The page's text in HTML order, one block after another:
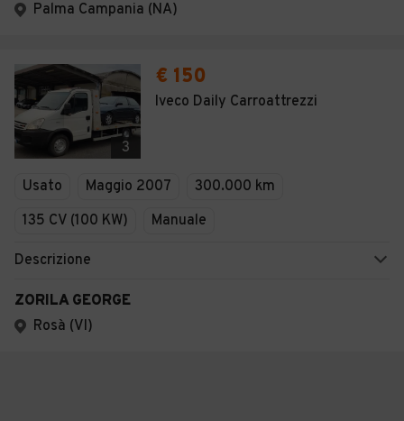
Palma Campania (NA)
3
€ 150
Iveco Daily Carroattrezzi
Usato Maggio 2007
300.000 km
135 CV (100 KW)
Manuale
Descrizione
ZORILA GEORGE
Rosà (VI)